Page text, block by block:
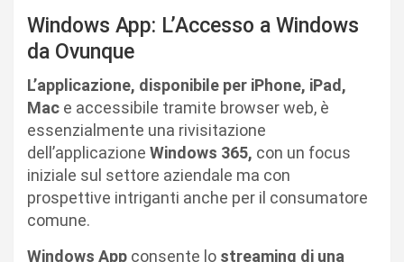
Windows App: L’Accesso a Windows
da Ovunque
L’applicazione, disponibile per iPhone, iPad,
Mac e accessibile tramite browser web, è
essenzialmente una rivisitazione
dell’applicazione Windows 365, con un focus
iniziale sul settore aziendale ma con
prospettive intriganti anche per il consumatore
comune.
Windows App consente lo streaming di una